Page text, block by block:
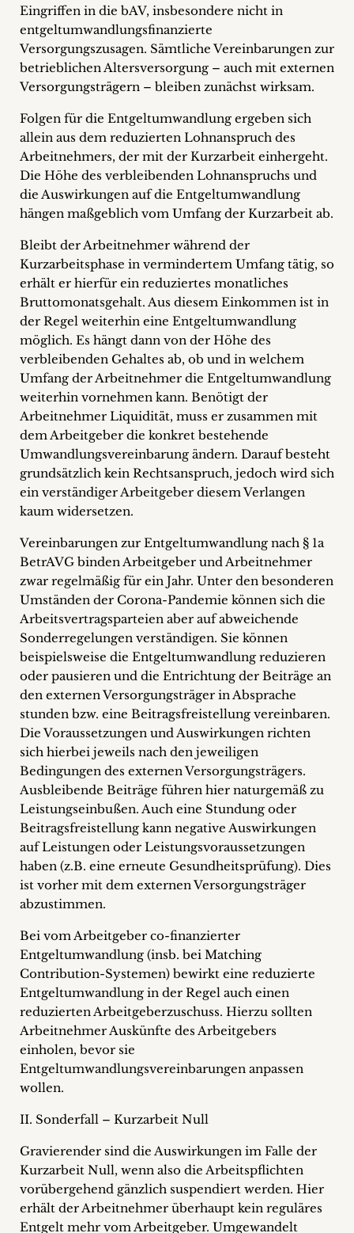
Eingriffen in die bAV, insbesondere nicht in
entgeltumwandlungsfinanzierte
Versorgungszusagen. Sämtliche Vereinbarungen zur
betrieblichen Altersversorgung – auch mit externen
Versorgungsträgern – bleiben zunächst wirksam.
Folgen für die Entgeltumwandlung ergeben sich
allein aus dem reduzierten Lohnanspruch des
Arbeitnehmers, der mit der Kurzarbeit einhergeht.
Die Höhe des verbleibenden Lohnanspruchs und
die Auswirkungen auf die Entgeltumwandlung
hängen maßgeblich vom Umfang der Kurzarbeit ab.
Bleibt der Arbeitnehmer während der
Kurzarbeitsphase in vermindertem Umfang tätig, so
erhält er hierfür ein reduziertes monatliches
Bruttomonatsgehalt. Aus diesem Einkommen ist in
der Regel weiterhin eine Entgeltumwandlung
möglich. Es hängt dann von der Höhe des
verbleibenden Gehaltes ab, ob und in welchem
Umfang der Arbeitnehmer die Entgeltumwandlung
weiterhin vornehmen kann. Benötigt der
Arbeitnehmer Liquidität, muss er zusammen mit
dem Arbeitgeber die konkret bestehende
Umwandlungsvereinbarung ändern. Darauf besteht
grundsätzlich kein Rechtsanspruch, jedoch wird sich
ein verständiger Arbeitgeber diesem Verlangen
kaum widersetzen.
Vereinbarungen zur Entgeltumwandlung nach § 1a
BetrAVG binden Arbeitgeber und Arbeitnehmer
zwar regelmäßig für ein Jahr. Unter den besonderen
Umständen der Corona-Pandemie können sich die
Arbeitsvertragsparteien aber auf abweichende
Sonderregelungen verständigen. Sie können
beispielsweise die Entgeltumwandlung reduzieren
oder pausieren und die Entrichtung der Beiträge an
den externen Versorgungsträger in Absprache
stunden bzw. eine Beitragsfreistellung vereinbaren.
Die Voraussetzungen und Auswirkungen richten
sich hierbei jeweils nach den jeweiligen
Bedingungen des externen Versorgungsträgers.
Ausbleibende Beiträge führen hier naturgemäß zu
Leistungseinbußen. Auch eine Stundung oder
Beitragsfreistellung kann negative Auswirkungen
auf Leistungen oder Leistungsvoraussetzungen
haben (z.B. eine erneute Gesundheitsprüfung). Dies
ist vorher mit dem externen Versorgungsträger
abzustimmen.
Bei vom Arbeitgeber co-finanzierter
Entgeltumwandlung (insb. bei Matching
Contribution-Systemen) bewirkt eine reduzierte
Entgeltumwandlung in der Regel auch einen
reduzierten Arbeitgeberzuschuss. Hierzu sollten
Arbeitnehmer Auskünfte des Arbeitgebers
einholen, bevor sie
Entgeltumwandlungsvereinbarungen anpassen
wollen.
II. Sonderfall – Kurzarbeit Null
Gravierender sind die Auswirkungen im Falle der
Kurzarbeit Null, wenn also die Arbeitspflichten
vorübergehend gänzlich suspendiert werden. Hier
erhält der Arbeitnehmer überhaupt kein reguläres
Entgelt mehr vom Arbeitgeber. Umgewandelt